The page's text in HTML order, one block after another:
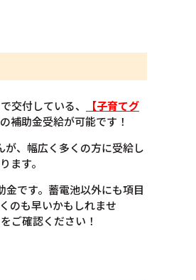
交付している、
【子育てグ
補助金受給が可能です！
、幅広く多くの方に受給し
ます。
です。蓄電池以外にも項目
のも早いかもしれませ
ご確認ください！